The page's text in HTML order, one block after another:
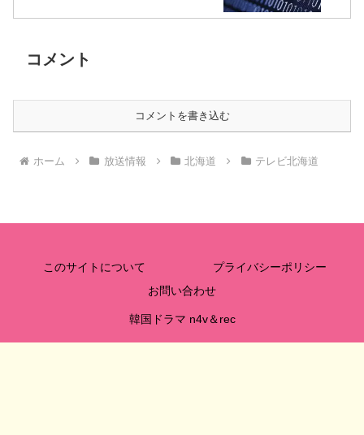
コメント
コメントを書き込む
ホーム 放送情報 北海道 テレビ北海道
このサイトについて
プライバシーポリシー
お問い合わせ
韓国ドラマ n4v＆rec